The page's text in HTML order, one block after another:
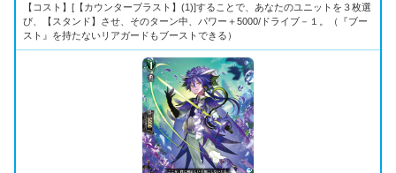
【コスト】[【カウンターブラスト】(1)]することで、あなたのユニットを３枚選
び、【スタンド】させ、そのターン中、パワー＋5000/ドライブ－１。（『ブー
スト』を持たないリアガードもブーストできる）